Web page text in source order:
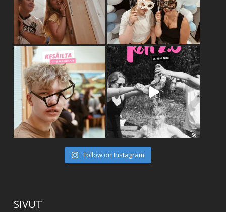
Follow on Instagram
SIVUT